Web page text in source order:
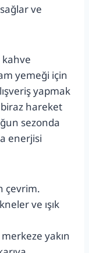
ve
kahve
yemeği için
yapmak
hareket
sezonda
enerjisi
çevrim.
ve ışık
yakın